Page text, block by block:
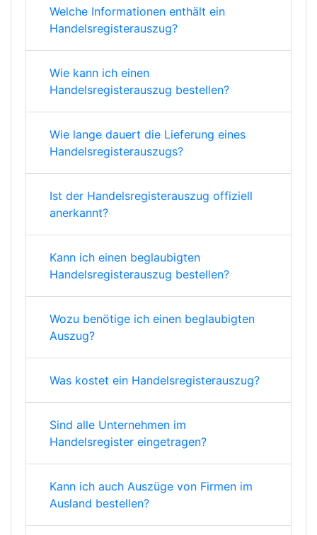
Welche Informationen enthält ein
Handelsregisterauszug?
Wie kann ich einen
Handelsregisterauszug bestellen?
Wie lange dauert die Lieferung eines
Handelsregisterauszugs?
Ist der Handelsregisterauszug offiziell
anerkannt?
Kann ich einen beglaubigten
Handelsregisterauszug bestellen?
Wozu benötige ich einen beglaubigten
Auszug?
Was kostet ein Handelsregisterauszug?
Sind alle Unternehmen im
Handelsregister eingetragen?
Kann ich auch Auszüge von Firmen im
Ausland bestellen?